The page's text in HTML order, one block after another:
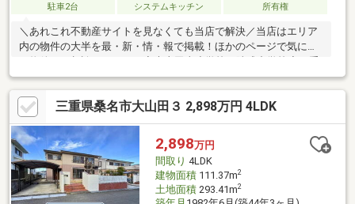
駐車2台
システムキッチン 所有権
＼あれこれ不動産サイトを見なくても当店で解決／当店はエリア
内の物件の大半を最・新・情・報で掲載！ほかのページで気にな
交通バス「筒尾7丁目」停まで徒歩約2分◆全居室8帖以上◆朝の
準備に嬉しい化粧室◆作業効率の良いL字型キッチン※写真をクリ
ックすると、詳細をご覧いただけます。＝＝＝＝＝＝＝＝＝＝＝
＝＝＝＝＝＝＝＝＝《生活に欠かせない施設が徒歩圏内に揃って
います！》現地の雰囲気も一緒に体感しませんか？地域の情報も
お話しいたします。＝＝＝＝＝＝＝＝＝＝＝＝＝＝＝＝＝＝＝＝
三重県桑名市大山田３ 2,898万円 4LDK
2,898万円
間取り 4LDK
建物面積111.37m2
土地面積293.41m2